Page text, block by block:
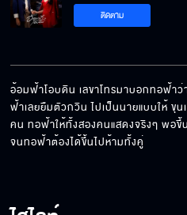
นี่บ้านคุณเอง
ติดตาม
อ้อมฟ้าโอบดิน เลขาโทรมาบอกทอฟ้า
ฟ้าเลยยืมตัวกวิน ไปเป็นนายแบบให้ ขุ
คน ทอฟ้าให้ทั้งสองคนแสดงจริงๆ พอขึ้
จนทอฟ้าต้องได้ขึ้นไปห้ามทั้งคู่